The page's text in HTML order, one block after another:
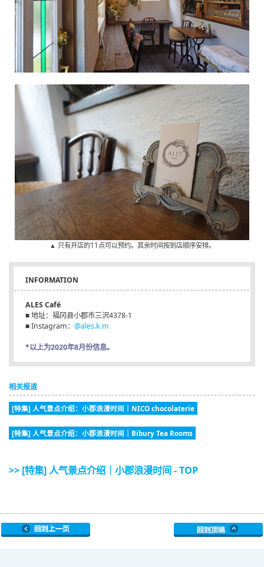
▲ 只有开店的11点可以预约。其余时间按到店顺序安排。
INFORMATION
ALES Café
■ 地址：福冈县小郡市三沢4378-1
■ Instagram： @ales.k.m
*以上为2020年8月份信息。
相关报道
[特集] 人气景点介绍：小郡浪漫时间｜NICO chocolaterie
[特集] 人气景点介绍：小郡浪漫时间｜Bibury Tea Rooms
>> [特集] 人气景点介绍｜小郡浪漫时间 - TOP